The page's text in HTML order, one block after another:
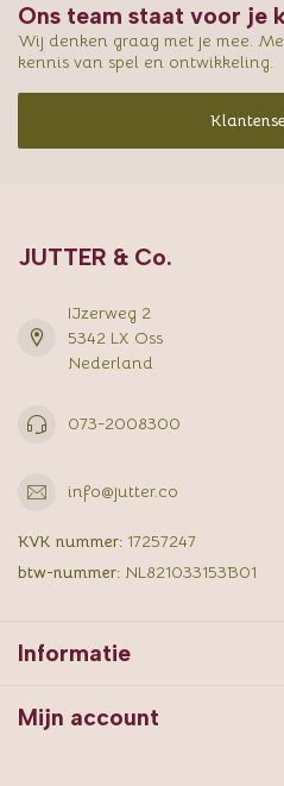
Ons team staat voor je
Wij denken graag met je mee.
kennis van spel en ontwikkeling.
JUTTER & Co.
IJzerweg 2
5342 LX Oss
Nederland
073-2008300
info@jutter.co
KVK nummer: 17257247
btw-nummer: NL821033153B01
Informatie
Mijn account